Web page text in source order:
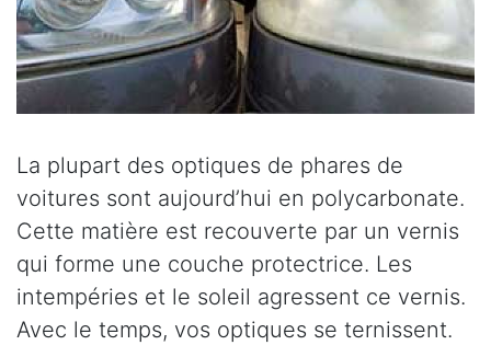
La plupart des optiques de phares de
voitures sont aujourd’hui en polycarbonate.
Cette matière est recouverte par un vernis
qui forme une couche protectrice. Les
intempéries et le soleil agressent ce vernis.
Avec le temps, vos optiques se ternissent.